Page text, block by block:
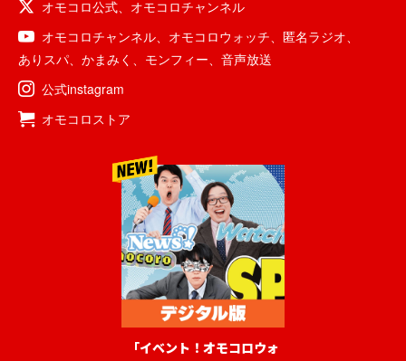
オモコロ公式
オモコロチャンネル
オモコロチャンネル
オモコロウォッチ 匿名ラジオ
ありスパ
かまみく モンフィー
音声放送
公式instagram
オモコロストア
「イベント！オモコロウォ